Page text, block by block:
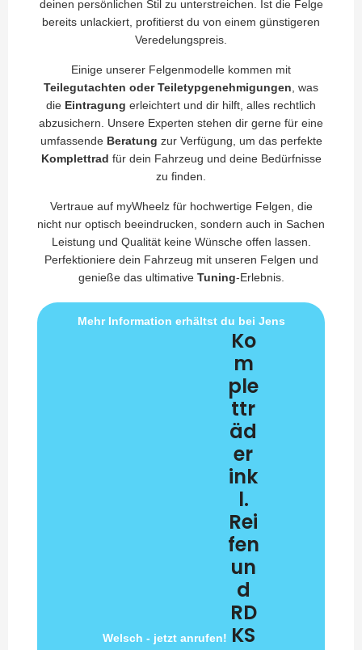
deinen persönlichen Stil zu unterstreichen. Ist die Felge
bereits unlackiert, profitierst du von einem günstigeren
Veredelungspreis.
Einige unserer Felgenmodelle kommen mit
Teilegutachten oder Teiletypgenehmigungen, was
die Eintragung erleichtert und dir hilft, alles rechtlich
abzusichern. Unsere Experten stehen dir gerne für eine
umfassende Beratung zur Verfügung, um das perfekte
Komplettrad für dein Fahrzeug und deine Bedürfnisse
zu finden.
Vertraue auf myWheelz für hochwertige Felgen, die
nicht nur optisch beeindrucken, sondern auch in Sachen
Leistung und Qualität keine Wünsche offen lassen.
Perfektioniere dein Fahrzeug mit unseren Felgen und
genieße das ultimative Tuning-Erlebnis.
Mehr Information erhältst du bei Jens
Welsch - jetzt anrufen!
Ko
m
ple
ttr
äd
er
ink
l.
Rei
fen
un
d
RD
KS